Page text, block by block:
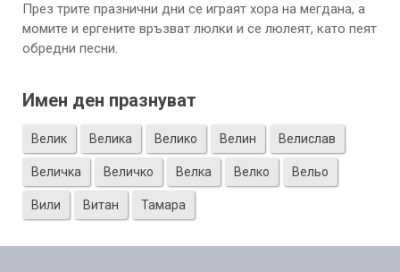
През трите празнични дни се играят хора на мегдана, а
момите и ергените връзват люлки и се люлеят, като пеят
обредни песни.
Имен ден празнуват
Велик Велика Велико Велин Велислав
Величка Величко Велка Велко Вельо
Вили Витан Тамара